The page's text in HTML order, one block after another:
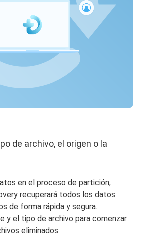
de archivo, el origen o la
en el proceso de partición,
recuperará todos los datos
de forma rápida y segura.
y el tipo de archivo para comenzar
eliminados.